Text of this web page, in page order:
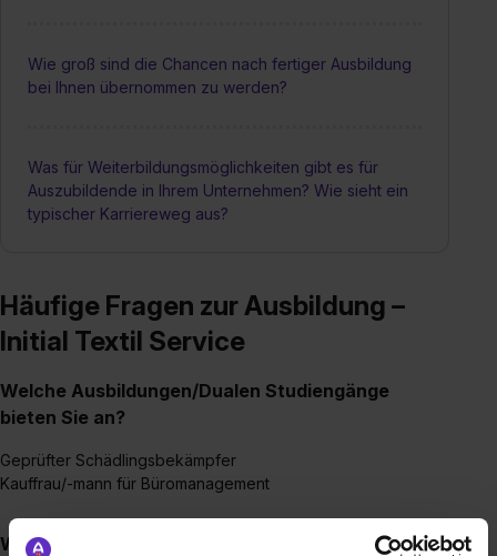
Wie groß sind die Chancen nach fertiger Ausbildung
bei Ihnen übernommen zu werden?
Was für Weiterbildungsmöglichkeiten gibt es für
Auszubildende in Ihrem Unternehmen? Wie sieht ein
typischer Karriereweg aus?
Häufige Fragen zur Ausbildung –
Initial Textil Service
Welche Ausbildungen/Dualen Studiengänge
bieten Sie an?
Geprüfter Schädlingsbekämpfer
Kauffrau/-mann für Büromanagement
Wie sieht der Bewerbungsprozess für eine